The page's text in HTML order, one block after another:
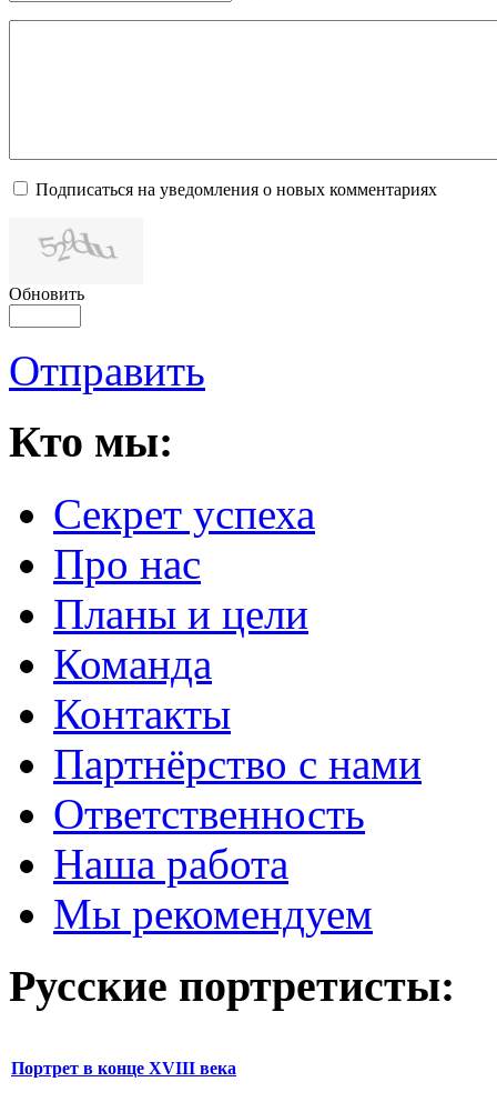
Подписаться на уведомления о новых комментариях
Обновить
Отправить
Кто мы:
Секрет успеха
Про нас
Планы и цели
Команда
Контакты
Партнёрство с нами
Ответственность
Наша работа
Мы рекомендуем
Русские портретисты:
Портрет в конце XVIII века